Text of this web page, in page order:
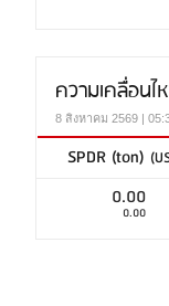
ความเคลื่อน
8 สิงหาคม 2569 |
SPDR (ton)
0.00
0.00